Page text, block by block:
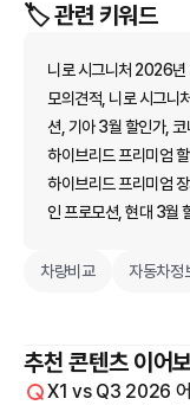
🏷️ 관련 키워드
니로 시그니처 2026년
모의견적, 니로 시그니
션, 기아 3월 할인가,
하이브리드 프리미엄
하이브리드 프리미엄
인 프로모션, 현대 3월
차량비교 자동차정
추천 콘텐츠 이어
X1 vs Q3 2026 어